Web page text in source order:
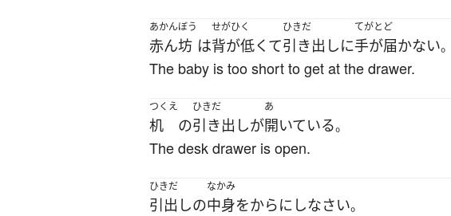
あかんぼう
赤ん坊 は
せがひく
背が低くて
ひきだ
引き出しに
てがとど
手が届かない。
The baby is too short to get at the drawer.
つくえ
机 の
ひきだ
引き出しが
あ
開いている。
The desk drawer is open.
ひきだ
引出しの
なかみ
中身をからにしなさい。